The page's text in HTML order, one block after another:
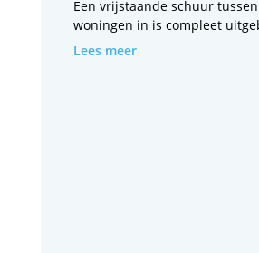
Een vrijstaande schuur
woningen in is compleet
Lees meer